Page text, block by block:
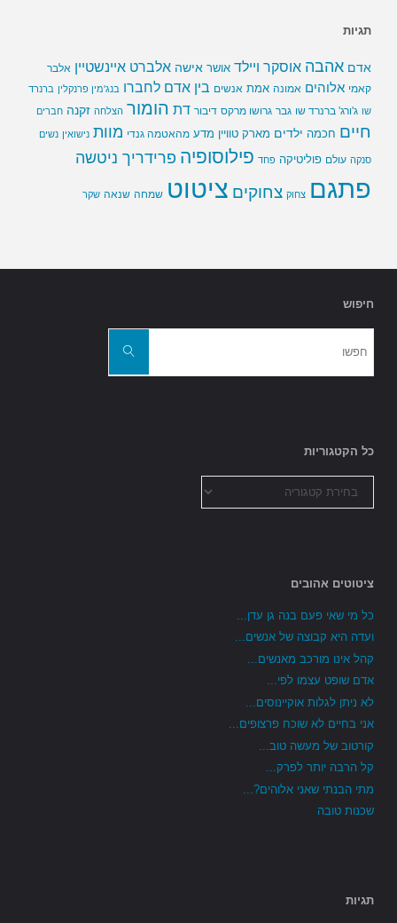
תגיות
אדם אהבה אוסקר ויילד אושר אישה אלברט איינשטיין אלבר
קאמי אלוהים אמונה אמת אנשים בין אדם לחברו בנג'מין פרנקלין ברנרד
שו ג'ורג' ברנרד שו גבר גרושו מרקס דיבור דת הומור הצלחה זקנה חברים
חיים חכמה ילדים מארק טוויין מדע מהאטמה גנדי מוות נישואין נשים
סנקה עולם פוליטיקה פחד פילוסופיה פרידריך ניטשה
פתגם צחוק צחוקים ציטוט שמחה שנאה שקר
חיפוש
חפשו
כל הקטגוריות
הקטגוריות
ציטוטים אהובים
כל מי שאי פעם בנה גן עדן...
ועדה היא קבוצה של אנשים...
קהל אינו מורכב מאנשים...
אדם שופט עצמו לפי...
לא ניתן לגלות אוקיינוסים...
אני בחיים לא שוכח פרצופים...
קורטוב של מעשה טוב...
קל הרבה יותר לפרק...
מתי הבנתי שאני אלוהים?...
שכנות טובה
תגיות